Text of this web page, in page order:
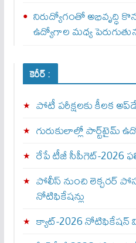
నిరుద్యోగంతో అభివృద్ధి
ఉద్యోగాల మధ్య
కెరీర్ :
పోటీ పరీక్షలకు కీలక
గురుకులాల్లో పార్ట్‌టైమ్
రేపే టీజీ సీపీగెట్‌-2026
పోలీస్ నుంచి లెక్చరర్
నోటిఫికేషన్లు
క్యాట్-2026 నోటిఫికేషన్